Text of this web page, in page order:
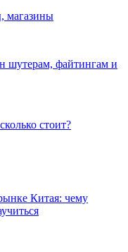
магазины
шутерам, файтингам и
стоит?
Китая: чему